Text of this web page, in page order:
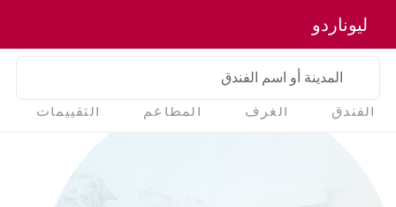
ليوناردو
المدينة أو اسم الفندق
الفندق الغرف المطاعم التقييمات